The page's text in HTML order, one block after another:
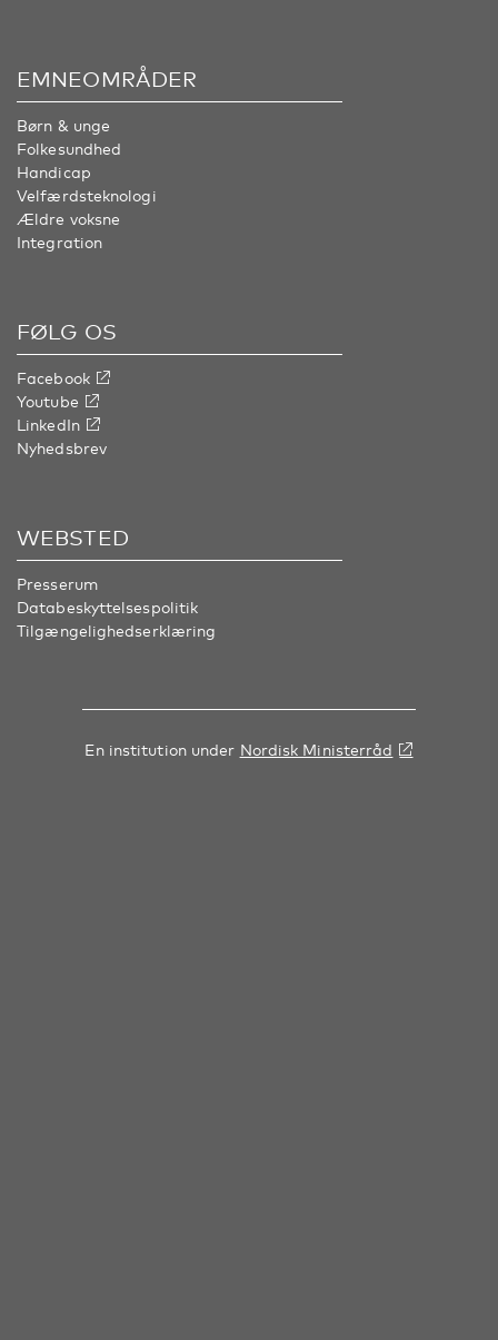
EMNEOMRÅDER
Børn & unge
Folkesundhed
Handicap
Velfærdsteknologi
Ældre voksne
Integration
FØLG OS
Facebook
Youtube
LinkedIn
Nyhedsbrev
WEBSTED
Presserum
Databeskyttelsespolitik
Tilgængelighedserklæring
En institution under Nordisk Ministerråd